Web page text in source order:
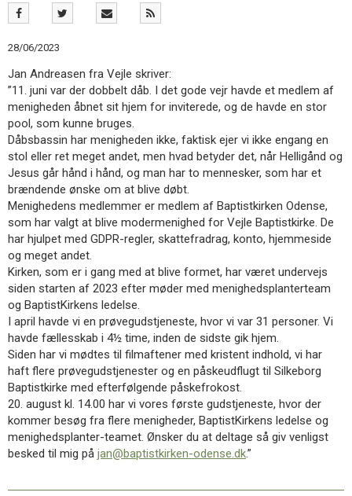
Kalender
12.0:
Inspiration
13.0:
Værktøjskassen
15.0:
Om
BaptistKirken
16.0:
Kontakt
Næste
indlæg:
Sommerhøjskolen
2023
Forrige
indlæg:
kvindernes
28/06/2023
Jan Andreasen fra Vejle skriver:
”11. juni var der dobbelt dåb. I det gode vejr havde et medlem af
menigheden åbnet sit hjem for inviterede, og de havde en stor
pool, som kunne bruges.
Dåbsbassin har menigheden ikke, faktisk ejer vi ikke engang en
stol eller ret meget andet, men hvad betyder det, når Helligånd og
Jesus går hånd i hånd, og man har to mennesker, som har et
brændende ønske om at blive døbt.
Menighedens medlemmer er medlem af Baptistkirken Odense,
som har valgt at blive modermenighed for Vejle Baptistkirke. De
har hjulpet med GDPR-regler, skattefradrag, konto, hjemmeside
og meget andet.
Kirken, som er i gang med at blive formet, har været undervejs
siden starten af 2023 efter møder med menighedsplanterteam
og BaptistKirkens ledelse.
I april havde vi en prøvegudstjeneste, hvor vi var 31 personer. Vi
havde fællesskab i 4½ time, inden de sidste gik hjem.
Siden har vi mødtes til filmaftener med kristent indhold, vi har
haft flere prøvegudstjenester og en påskeudflugt til Silkeborg
Baptistkirke med efterfølgende påskefrokost.
20. august kl. 14.00 har vi vores første gudstjeneste, hvor der
kommer besøg fra flere menigheder, BaptistKirkens ledelse og
menighedsplanter-teamet. Ønsker du at deltage så giv venligst
besked til mig på jan@baptistkirken-odense.dk.”